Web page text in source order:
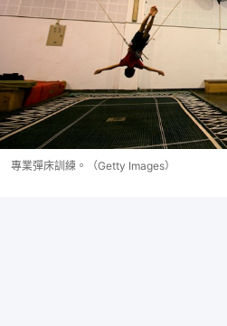
專業彈床訓練。（Getty Images）